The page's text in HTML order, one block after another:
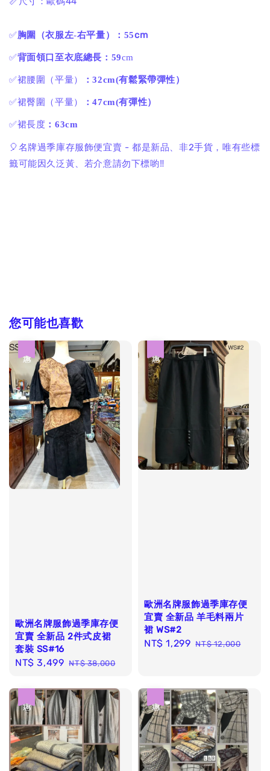
✅胸圍（衣服左-右平量）：55cm
✅背面領口至衣底總長：59cm
✅裙腰圍（平量） ：32cm(有鬆緊帶彈性）
✅裙臀圍（平量） ：47cm(有彈性）
✅裙長度 ：63cm
🎈名牌過季庫存服飾便宜賣 - 都是新品、非2手貨，唯有些標
籤可能因久泛黃、若介意請勿下標喲‼️
您可能也喜歡
歐洲名牌服飾過季庫存便
宜賣 全新品 2件式皮裙
套裝 SS#16
Sale
NT$ 3,499 Regular
NT$ 38,000
歐洲名牌服飾過季庫存便
宜賣 全新品 羊毛料兩片
裙 WS#2
Sale
NT$ 1,299 Regular
NT$ 12,000